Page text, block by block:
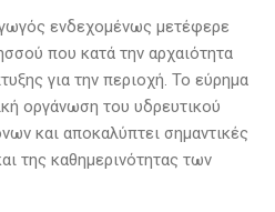
ενδεχομένως μετέφερε
που κατά την αρχαιότητα
για την περιοχή. Το εύρημα
οργάνωση του υδρευτικού
και αποκαλύπτει σημαντικές
της καθημερινότητας των